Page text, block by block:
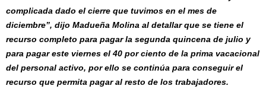
complicada dado el cierre que tuvimos en el mes de
diciembre”, dijo Madueña Molina al detallar que se tiene el
recurso completo para pagar la segunda quincena de julio y
para pagar este viernes el 40 por ciento de la prima vacacional
del personal activo, por ello se continúa para conseguir el
recurso que permita pagar al resto de los trabajadores.